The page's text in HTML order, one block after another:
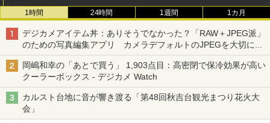
1時間 24時間 1週間 1カ月
デジカメアイテム丼：ありそうでなかった？「RAW＋JPEG派」
のための写真編集アプリ カメラデフォルトのJPEGを大切にす
る「Filmator」
岡嶋和幸の「あとで買う」 1,903点目：高密閉で保冷効果が高い
クーラーボックス - デジカメ Watch
カルスト台地に音が響き渡る「第48回秋吉台観光まつり花火大
会」